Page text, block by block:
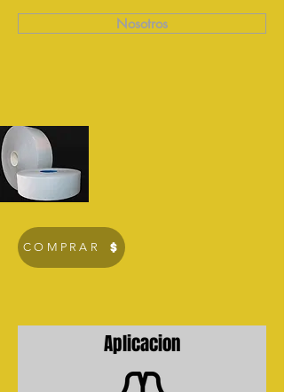
Nosotros
COMPRAR
Aplicacion